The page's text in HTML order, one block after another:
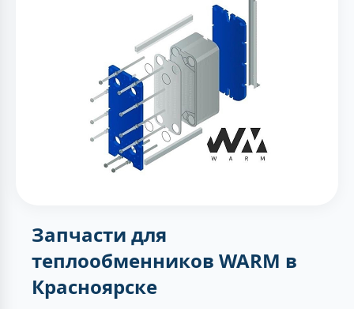
Запчасти для
теплообменников WARM в
Красноярске